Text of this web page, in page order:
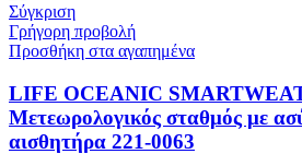
Σύγκριση
Γρήγορη προβολή
Προσθήκη στα αγαπημένα
LIFE OCEANIC
Μετεωρολογικός σταθμός με
αισθητήρα 221-0063